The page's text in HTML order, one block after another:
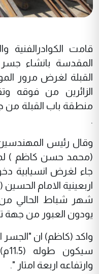
قامت الكوادرالفنية
المقدسة بانشاء
القبلة لغرض مرور
الزائرين من فوقه
منطقة باب القبلة من
.
وقال رئيس
(محمد حسن كاظم )
جاء لغرض انسيابية
اربعينية الامام
شهر شباط الحالي من
يودون العبور من جهة
واكد (كاظم) ان "الجسر
وارتفاعه اربعة امتار ".